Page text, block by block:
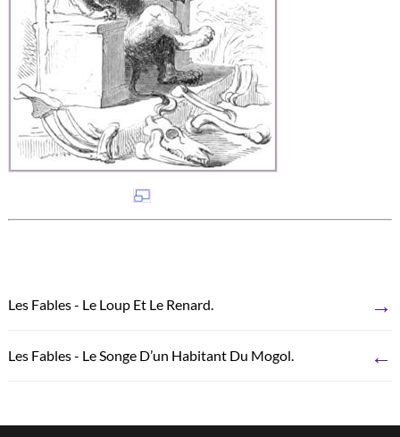
Les Fables - Le Loup Et Le Renard. →
Les Fables - Le Songe D’un Habitant Du Mogol. ←